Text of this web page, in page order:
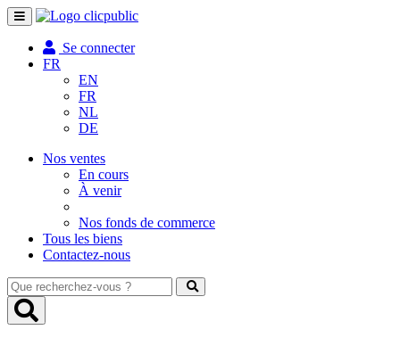
Toggle
navigation
Se connecter
FR
EN
FR
NL
DE
Nos ventes
En cours
À venir
Nos fonds de commerce
Tous les biens
Contactez-nous
Que
recherchez-
vous